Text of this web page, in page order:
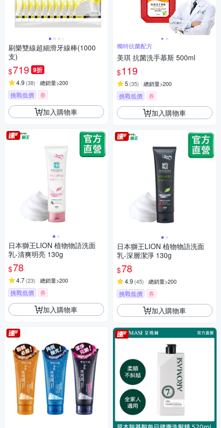
刷樂雙線超細滑牙線棒(1000
支)
$719 9折
4.9 (38) 總銷量>200
挑戰低價 券
加入購物車
日本獅王LION 植物物語洗面
乳-清爽明亮 130g
$78
4.7(23) 總銷量>200
挑戰低價 券
加入購物車
獨特抗菌配方
美琪 抗菌洗手慕斯 500ml
$119
5 (35) 總銷量>200
挑戰低價 券
加入購物車
日本獅王LION 植物物語洗面
乳-深層潔淨 130g
$78
4.9 (45) 總銷量>200
挑戰低價 券
加入購物車